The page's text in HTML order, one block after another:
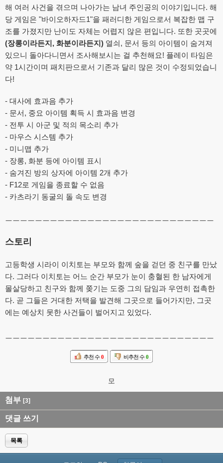
해 여러 사건을 겪으며 나아가는 남녀 주인공의 이야기입니다. 해
당 게임은 "바이오하자드1"을 패러디한 게임으로서 복잡한 맵 구
조를 가졌지만 난이도 자체는 어렵지 않은 편입니다. 또한 곳곳에
(장롱이라든지, 화분이라든지) 열쇠, 문서 등의 아이템이 숨겨져
있으니 돌아다니면서 조사해보시는 걸 추천해요! 플레이 타임은
약 1시간이며 패치판으로서 기존과 달리 많은 것이 수정되었습니
다!
- 대사에 효과음 추가
- 문서, 중요 아이템 획득 시 효과음 변경
- 전투 시 아군 및 적의 목소리 추가
- 마우스 시스템 추가
- 미니맵 추가
- 장롱, 화분 등에 아이템 표시
- 숨겨진 방의 상자에 아이템 2개 추가
- F12로 게임을 종료할 수 없음
- 카츠라기 동굴의 돌 속도 변경
ㅡㅡㅡㅡㅡㅡㅡㅡㅡㅡㅡㅡㅡㅡㅡㅡㅡㅡㅡㅡㅡㅡㅡㅡㅡㅡㅡㅡ
스토리
고등학생 시라이 이치토는 부모와 함께 숲을 걷던 중 친구를 만났
다. 그러다 이치토는 어느 순간 부모가 눈이 충혈된 한 남자에게
몰살당하고 친구와 함께 쫒기는 도중 그의 담임과 우연히 접촉한
다. 곧 그들은 거대한 저택을 발견해 그곳으로 들어가지만, 그곳
에는 예상치 못한 사건들이 벌어지고 있었다.
ㅡㅡㅡㅡㅡㅡㅡㅡㅡㅡㅡㅡㅡㅡㅡㅡㅡㅡㅡㅡㅡㅡㅡㅡㅡㅡㅡㅡ
추천 수 0 비추천 수 0
모
첨부 [3]
댓글 쓰기
목록